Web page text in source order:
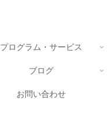
プログラム・サービス
ブログ
お問い合わせ